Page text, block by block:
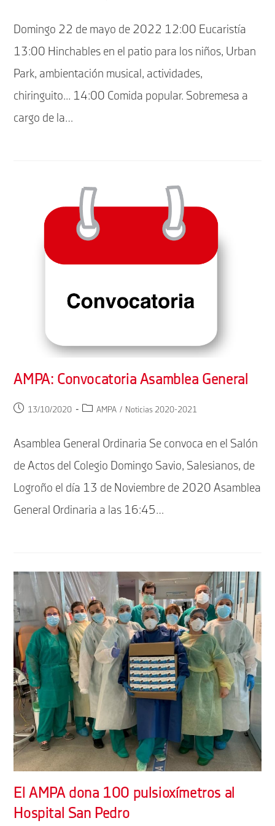
entrada:
Domingo 22 de mayo de 2022 12:00 Eucaristía
13:00 Hinchables en el patio para los niños, Urban
Park, ambientación musical, actividades,
chiringuito... 14:00 Comida popular. Sobremesa a
cargo de la…
AMPA: Convocatoria Asamblea General
Publicación
entrada:
13/10/2020
Categoría
entrada:
AMPA / Noticias 2020-2021
Asamblea General Ordinaria Se convoca en el Salón
de Actos del Colegio Domingo Savio, Salesianos, de
Logroño el día 13 de Noviembre de 2020 Asamblea
General Ordinaria a las 16:45…
El AMPA dona 100 pulsioxímetros al
Hospital San Pedro